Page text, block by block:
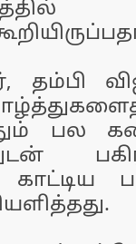
தம்பி
பல
காட்டிய